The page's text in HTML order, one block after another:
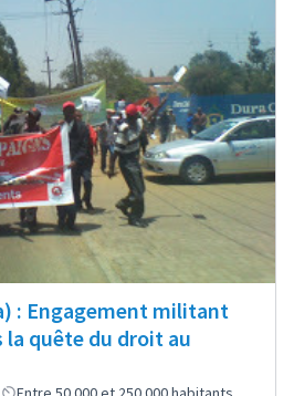
: Engagement militant
la quête du droit au